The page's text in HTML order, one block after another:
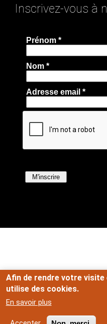
Inscrivez-vous à
Afin de rendre votre
utilise des cookies.
En savoir plus